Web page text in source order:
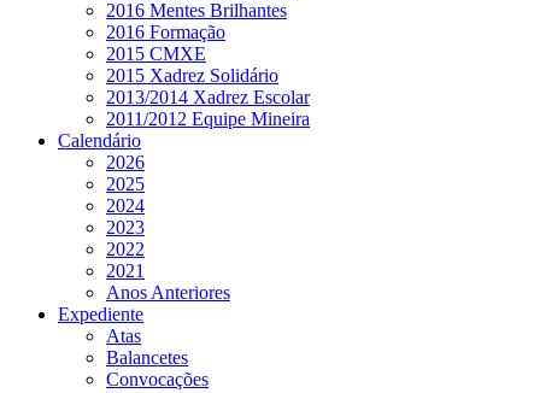
2016 Mentes Brilhantes
2016 Formação
2015 CMXE
2015 Xadrez Solidário
2013/2014 Xadrez Escolar
2011/2012 Equipe Mineira
Calendário
2026
2025
2024
2023
2022
2021
Anos Anteriores
Expediente
Atas
Balancetes
Convocações